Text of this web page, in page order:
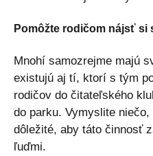
Pomôžte rodičom nájsť si
Mnohí samozrejme majú
existujú aj tí, ktorí s tým
rodičov do čitateľského
do parku. Vymyslite
dôležité, aby táto činnosť
ľuďmi.